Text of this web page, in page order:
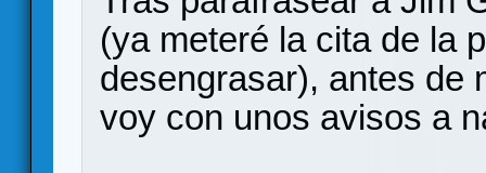
(ya meteré la cita de la
desengrasar), antes de
voy con unos avisos a